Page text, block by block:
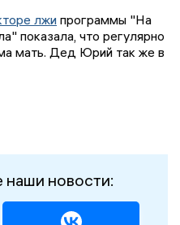
лжипрограммы "На
показала, что регулярно
мать. Дед Юрий так же в
новости: